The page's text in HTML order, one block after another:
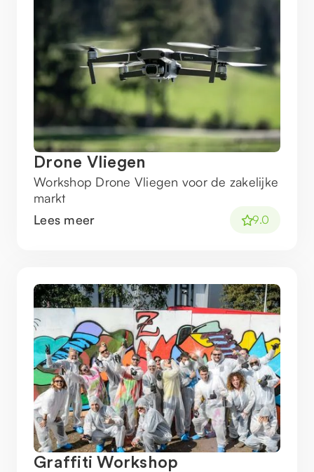
Drone Vliegen
Workshop Drone Vliegen voor de zakelijke
markt
Lees meer
9.0
Graffiti Workshop